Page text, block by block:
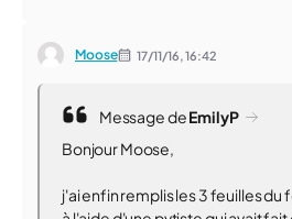
Moose 17/11/16,16:42
Message deEmilyP
Bonjour Moose,
j'ai enfin remplis les 3 feuilles du